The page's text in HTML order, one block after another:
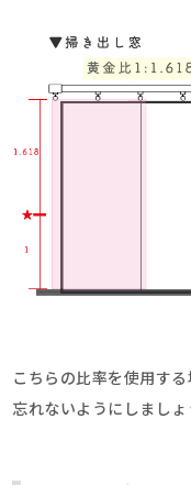
こちらの比率を使用す
忘れないようにしましょ